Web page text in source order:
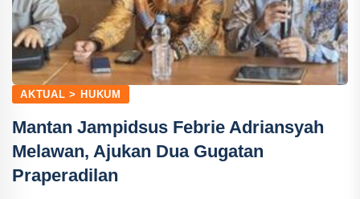
AKTUAL > HUKUM
Mantan Jampidsus Febrie Adriansyah
Melawan, Ajukan Dua Gugatan
Praperadilan